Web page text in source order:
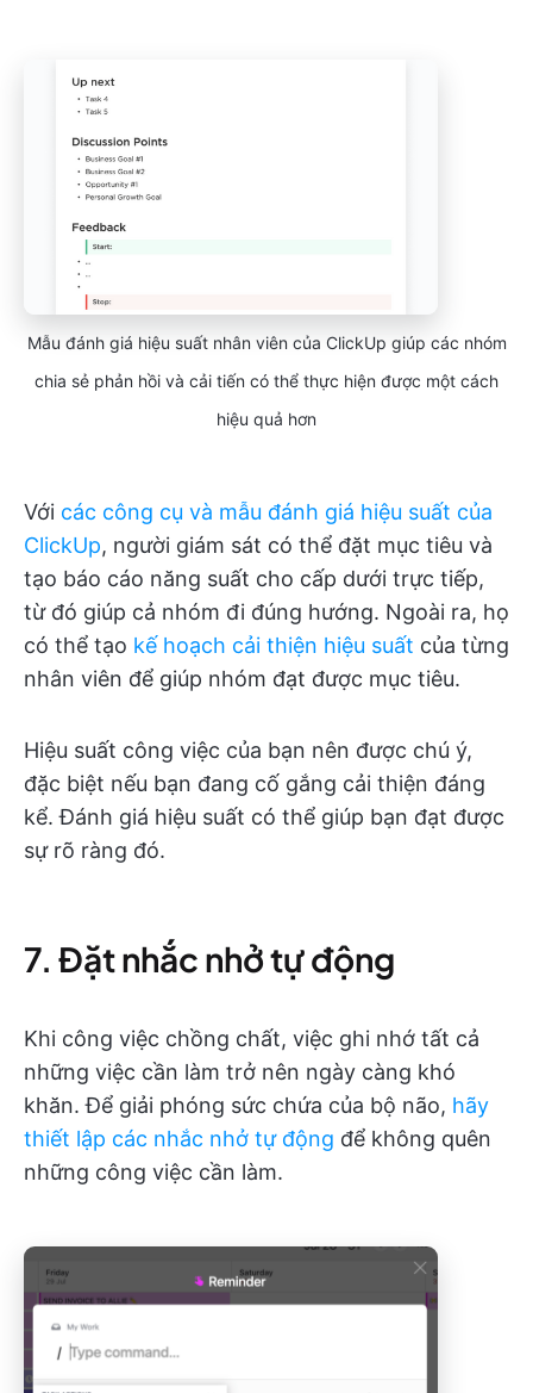
Mẫu đánh giá hiệu suất nhân viên của ClickUp giúp các nhóm
chia sẻ phản hồi và cải tiến có thể thực hiện được một cách
hiệu quả hơn
Với các công cụ và mẫu đánh giá hiệu suất của
ClickUp, người giám sát có thể đặt mục tiêu và
tạo báo cáo năng suất cho cấp dưới trực tiếp,
từ đó giúp cả nhóm đi đúng hướng. Ngoài ra, họ
có thể tạo kế hoạch cải thiện hiệu suất của từng
nhân viên để giúp nhóm đạt được mục tiêu.
Hiệu suất công việc của bạn nên được chú ý,
đặc biệt nếu bạn đang cố gắng cải thiện đáng
kể. Đánh giá hiệu suất có thể giúp bạn đạt được
sự rõ ràng đó.
7. Đặt nhắc nhở tự động
Khi công việc chồng chất, việc ghi nhớ tất cả
những việc cần làm trở nên ngày càng khó
khăn. Để giải phóng sức chứa của bộ não, hãy
thiết lập các nhắc nhở tự động để không quên
những công việc cần làm.